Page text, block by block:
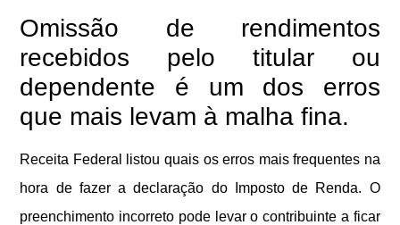
Omissão de rendimentos
recebidos pelo titular ou
dependente é um dos erros
que mais levam à malha fina.
Receita Federal listou quais oserros mais frequentes na
hora de fazer a declaração do
Imposto de Renda. O
preenchimento incorreto pode levar o contribuinte a ficar